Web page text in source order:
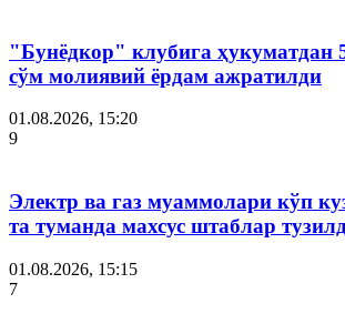
"Бунёдкор" клубига ҳукуматдан
сўм молиявий ёрдам ажратилди
01.08.2026, 15:20
9
Электр ва газ муаммолари кўп
та туманда махсус штаблар
01.08.2026, 15:15
7